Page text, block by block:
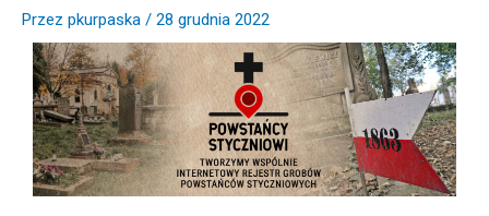
Przez pkurpaska / 28 grudnia 2022